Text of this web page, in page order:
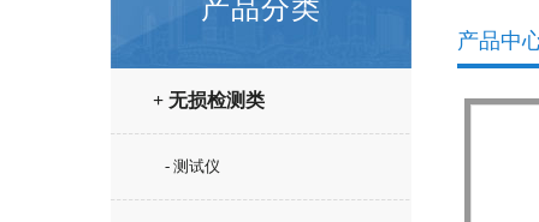
产品分类
+ 无损检测类
- 测试仪
产品中